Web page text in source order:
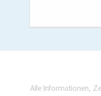
Alle Informationen,